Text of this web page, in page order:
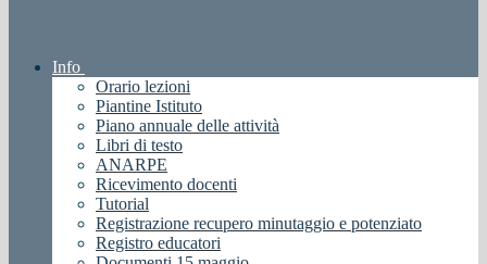
Info
Orario lezioni
Piantine Istituto
Piano annuale delle attività
Libri di testo
ANARPE
Ricevimento docenti
Tutorial
Registrazione recupero minutaggio e potenziato
Registro educatori